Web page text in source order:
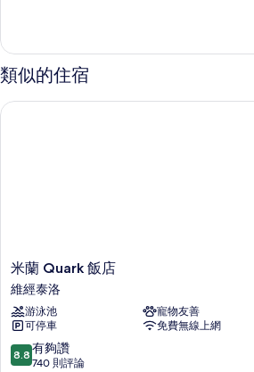
相
片
Room
的
詳
類似的住宿
米
蘭
Quark
飯
店
維
經
米蘭 Quark 飯店
維經泰洛
游泳池
寵物友善
可停車
免費無線上網
8.8
分，
8.8 有夠讚
740 則評論
米蘭 Quark 飯店